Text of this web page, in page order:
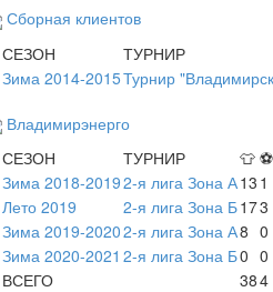
Сборная клиентов
СЕЗОН
ТУРНИР
Зима 2014-2015Турнир
Владимирэнерго
СЕЗОН
ТУРНИР 👕 ⚽
Зима 2018-20192-я лига Зона А13 1
Лето 2019
2-я лига Зона Б173
Зима 2019-20202-я лига Зона А8 0
Зима 2020-2021 2-я лига Зона Б0 0
ВСЕГО
384